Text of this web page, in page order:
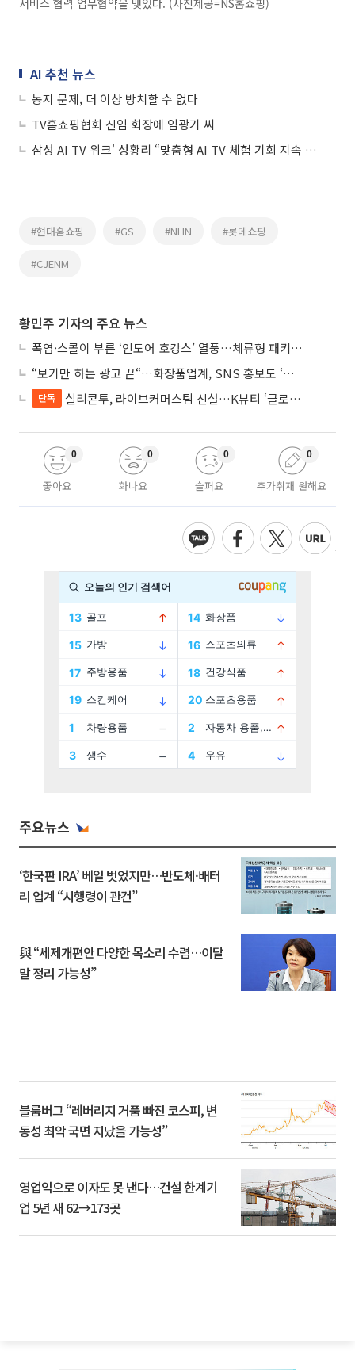
AI 추천 뉴스
농지 문제, 더 이상 방치할 수 없다
TV홈쇼핑협회 신임 회장에 임광기 씨
삼성 AI TV 위크' 성황리 “맞춤형 AI TV 체험 기회 지속 확대”
#현대홈쇼핑 #GS #NHN #롯데쇼핑
#CJENM
황민주 기자의 주요 뉴스
폭염·스콜이 부른 ‘인도어 호캉스’ 열풍…체류형 패키지 뜬다
“보기만 하는 광고 끝“…화장품업계, SNS 홍보도 ‘참여형 콘텐츠’로 변모
단독 실리콘투, 라이브커머스팀 신설…K뷰티 ‘글로벌 판매망’ 확대
좋아요
0
화나요
0
슬퍼요
0
추가취재 원해요
0
주요뉴스
‘한국판 IRA’ 베일 벗었지만…반도체·배터
리 업계 “시행령이 관건”
與 “세제개편안 다양한 목소리 수렴…이달
말 정리 가능성”
블룸버그 “레버리지 거품 빠진 코스피, 변
동성 최악 국면 지났을 가능성”
영업익으로 이자도 못 낸다…건설 한계기
업 5년 새 62→173곳